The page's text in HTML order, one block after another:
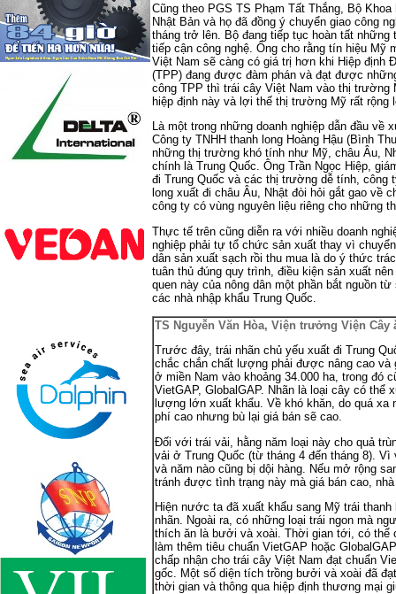
Cũng theo PGS TS Phạm Tất Thắng, Bộ
Nhật Bản và họ đã đồng ý chuyển giao công
tháng trở lên. Bộ đang tiếp tục hoàn tất
tiếp cận công nghệ. Ông cho rằng tín hiệu
Việt Nam sẽ càng có giá trị hơn khi Hiệp định
(TPP) đang được đàm phán và đạt được
công TPP thì trái cây Việt Nam vào thị
hiệp định này và lợi thế thị trường Mỹ rất
Là một trong những doanh nghiệp dẫn đầu về
Công ty TNHH thanh long Hoàng Hậu (Bình
những thị trường khó tính như Mỹ, châu Âu,
chính là Trung Quốc. Ông Trần Ngọc Hiệp,
đi Trung Quốc và các thị trường dễ tính, công
long xuất đi châu Âu, Nhật đòi hỏi gắt gao
công ty có vùng nguyên liệu riêng cho những
Thực tế trên cũng diễn ra với nhiều doanh
nghiệp phải tự tổ chức sản xuất thay vì
dân sản xuất sạch rồi thu mua là do ý thức
tuân thủ đúng quy trình, điều kiện sản xuất
quen này của nông dân một phần bắt nguồn
các nhà nhập khẩu Trung Quốc.
TS Nguyễn Văn Hòa, Viện trưởng Viện
Trước đây, trái nhãn chủ yếu xuất đi Trung
chắc chắn chất lượng phải được nâng cao và
ở miền Nam vào khoảng 34.000 ha, trong đó
VietGAP, GlobalGAP. Nhãn là loại cây có
lượng lớn xuất khẩu. Về khó khăn, do quá xa
phí cao nhưng bù lại giá bán sẽ cao.
Đối với trái vải, hằng năm loại này cho quả
vải ở Trung Quốc (từ tháng 4 đến tháng 8).
và năm nào cũng bị dội hàng. Nếu mở rộng
tránh được tình trạng này mà giá bán cao,
Hiện nước ta đã xuất khẩu sang Mỹ trái
nhãn. Ngoài ra, có những loại trái ngon mà
thích ăn là bưởi và xoài. Thời gian tới, có thể
làm thêm tiêu chuẩn VietGAP hoặc
chấp nhận cho trái cây Việt Nam đạt chuẩn
gốc. Một số diện tích trồng bưởi và xoài đã
thời gian và thông qua hiệp định thương mại